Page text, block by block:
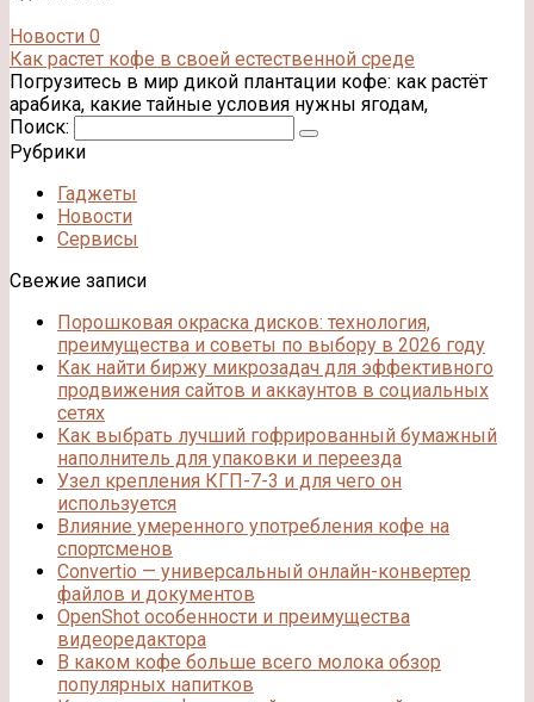
Новости 0
Как растет кофе в своей естественной среде
Погрузитесь в мир дикой плантации кофе: как растёт
арабика, какие тайные условия нужны ягодам,
Поиск:
Рубрики
Гаджеты
Новости
Сервисы
Свежие записи
Порошковая окраска дисков: технология,
преимущества и советы по выбору в 2026 году
Как найти биржу микрозадач для эффективного
продвижения сайтов и аккаунтов в социальных
сетях
Как выбрать лучший гофрированный бумажный
наполнитель для упаковки и переезда
Узел крепления КГП-7-3 и для чего он
используется
Влияние умеренного употребления кофе на
спортсменов
Convertio — универсальный онлайн-конвертер
файлов и документов
OpenShot особенности и преимущества
видеоредактора
В каком кофе больше всего молока обзор
популярных напитков